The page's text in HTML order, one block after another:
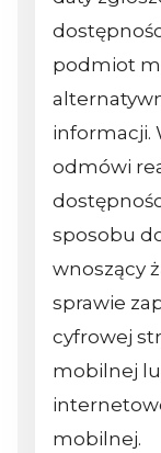
podmiot
informacji.
odmówi
sposobu
wnoszący
sprawie
cyfrowej
mobilnej
mobilnej.